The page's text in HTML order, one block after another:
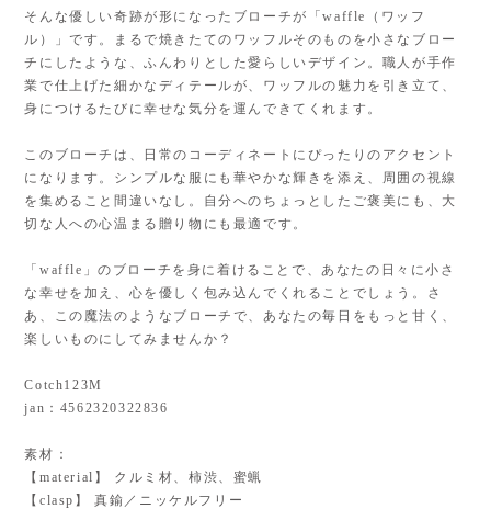
そんな優しい奇跡が形になったブローチが「waffle（ワッフ
ル）」です。まるで焼きたてのワッフルそのものを小さなブロー
チにしたような、ふんわりとした愛らしいデザイン。職人が手作
業で仕上げた細かなディテールが、ワッフルの魅力を引き立て、
身につけるたびに幸せな気分を運んできてくれます。
このブローチは、日常のコーディネートにぴったりのアクセント
になります。シンプルな服にも華やかな輝きを添え、周囲の視線
を集めること間違いなし。自分へのちょっとしたご褒美にも、大
切な人への心温まる贈り物にも最適です。
「waffle」のブローチを身に着けることで、あなたの日々に小さ
な幸せを加え、心を優しく包み込んでくれることでしょう。さ
あ、この魔法のようなブローチで、あなたの毎日をもっと甘く、
楽しいものにしてみませんか？
Cotch123M
jan：4562320322836
素材：
【material】 クルミ材、柿渋、蜜蝋
【clasp】 真鍮／ニッケルフリー